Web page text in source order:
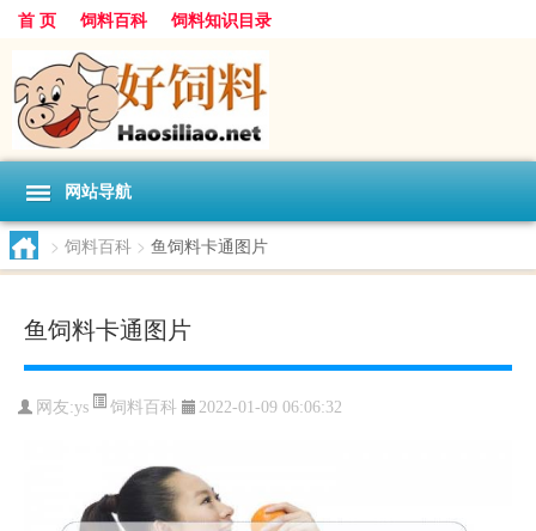
首 页 饲料百科 饲料知识目录
网站导航
> 饲料百科 > 鱼饲料卡通图片
鱼饲料卡通图片
网友:ys 饲料百科 2022-01-09 06:06:32